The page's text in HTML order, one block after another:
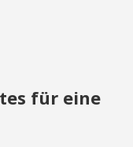
für eine